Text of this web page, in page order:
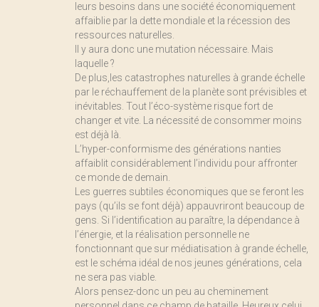
leurs besoins dans une société économiquement
affaiblie par la dette mondiale et la récession des
ressources naturelles.
Il y aura donc une mutation nécessaire. Mais
laquelle ?
De plus,les catastrophes naturelles à grande échelle
par le réchauffement de la planète sont prévisibles et
inévitables. Tout l’éco-système risque fort de
changer et vite. La nécessité de consommer moins
est déjà là.
L’hyper-conformisme des générations nanties
affaiblit considérablement l’individu pour affronter
ce monde de demain.
Les guerres subtiles économiques que se feront les
pays (qu’ils se font déjà) appauvriront beaucoup de
gens. Si l’identification au paraître, la dépendance à
l’énergie, et la réalisation personnelle ne
fonctionnant que sur médiatisation à grande échelle,
est le schéma idéal de nos jeunes générations, cela
ne sera pas viable.
Alors pensez-donc un peu au cheminement